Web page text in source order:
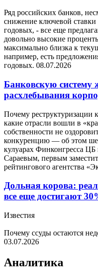
Ряд российских банков,
снижение ключевой ставки
годовых, - все еще
довольно высокие
максимально близка к
например, есть
годовых. 08.07.2026
Банковскую систему
расхлебывания
Почему реструктуризации
какие отрасли вошли в
собственности не
конкуренцию — об этом
кулуарах Финконгресса
Сараевым, первым
рейтингового агентства
Дольная корова:
все еще достигают
Известия
Почему ссуды остаются
03.07.2026
Аналитика